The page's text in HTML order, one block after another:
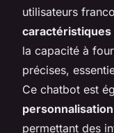
utilisateurs
caractéristiques
la capacité à
précises,
Ce chatbot est
permettant des